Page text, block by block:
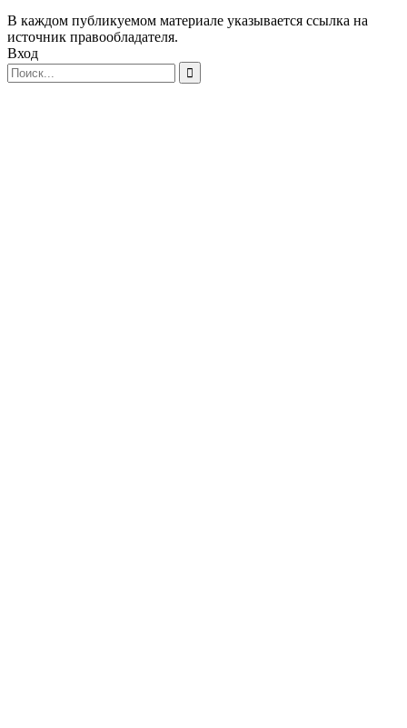
В каждом публикуемом материале указывается ссылка на
источник правообладателя.
Вход